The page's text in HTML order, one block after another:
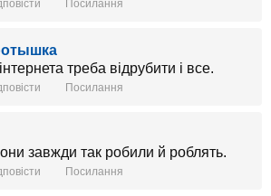
Посилання
треба відрубити і все.
Посилання
завжди так робили й роблять.
Посилання